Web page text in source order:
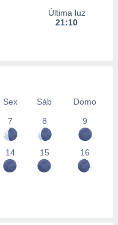
Última luz
21:10
Sex Sáb
Domo
7 8 9
14 15 16